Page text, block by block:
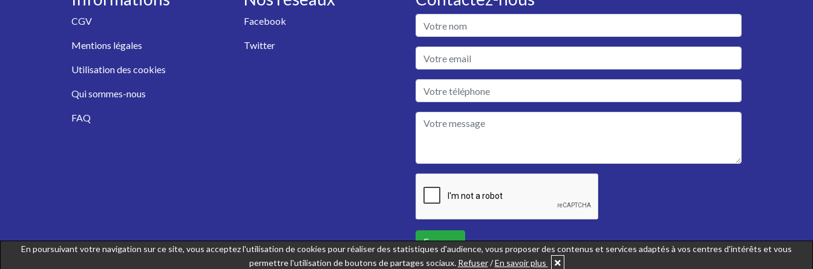
CGV
Mentions légales
Utilisation des cookies
Qui sommes-nous
FAQ
Facebook
Twitter
Envoyer
En poursuivant votre navigation sur ce site, vous acceptez l'utilisation de cookies pour réaliser des statistiques d'audience, vous proposer des contenus et services adaptés à vos centres d'intérêts et vous
permettre l'utilisation de boutons de partages sociaux. Refuser/En savoir plus